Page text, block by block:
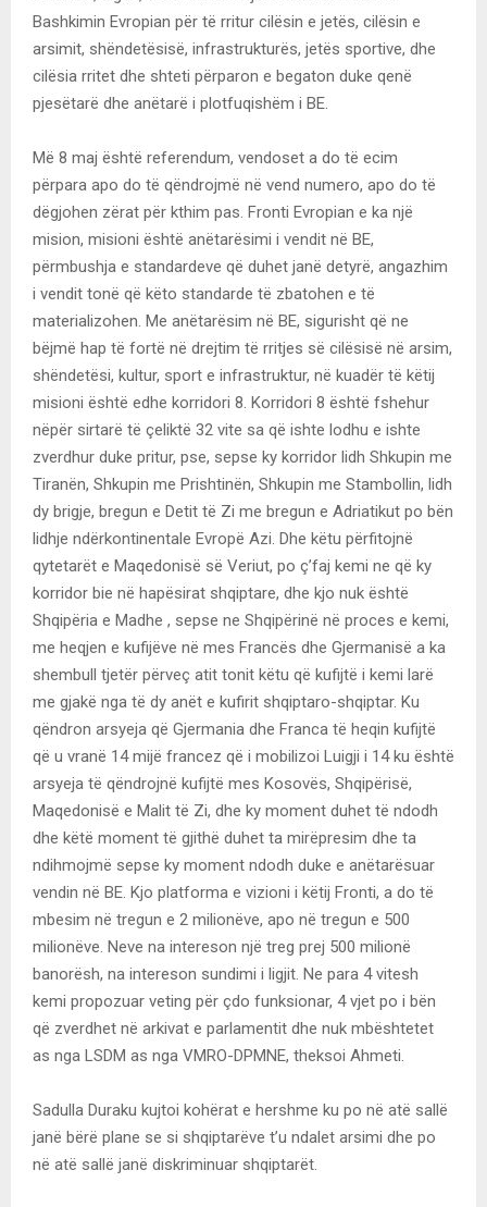
Bashkimin Evropian për të rritur cilësin e jetës, cilësin e
arsimit, shëndetësisë, infrastrukturës, jetës sportive, dhe
cilësia rritet dhe shteti përparon e begaton duke qenë
pjesëtarë dhe anëtarë i plotfuqishëm i BE.
Më 8 maj është referendum, vendoset a do të ecim
përpara apo do të qëndrojmë në vend numero, apo do të
dëgjohen zërat për kthim pas. Fronti Evropian e ka një
mision, misioni është anëtarësimi i vendit në BE,
përmbushja e standardeve që duhet janë detyrë, angazhim
i vendit tonë që këto standarde të zbatohen e të
materializohen. Me anëtarësim në BE, sigurisht që ne
bëjmë hap të fortë në drejtim të rritjes së cilësisë në arsim,
shëndetësi, kultur, sport e infrastruktur, në kuadër të këtij
misioni është edhe korridori 8. Korridori 8 është fshehur
nëpër sirtarë të çeliktë 32 vite sa që ishte lodhu e ishte
zverdhur duke pritur, pse, sepse ky korridor lidh Shkupin me
Tiranën, Shkupin me Prishtinën, Shkupin me Stambollin, lidh
dy brigje, bregun e Detit të Zi me bregun e Adriatikut po bën
lidhje ndërkontinentale Evropë Azi. Dhe këtu përfitojnë
qytetarët e Maqedonisë së Veriut, po ç’faj kemi ne që ky
korridor bie në hapësirat shqiptare, dhe kjo nuk është
Shqipëria e Madhe , sepse ne Shqipërinë në proces e kemi,
me heqjen e kufijëve në mes Francës dhe Gjermanisë a ka
shembull tjetër përveç atit tonit këtu që kufijtë i kemi larë
me gjakë nga të dy anët e kufirit shqiptaro-shqiptar. Ku
qëndron arsyeja që Gjermania dhe Franca të heqin kufijtë
që u vranë 14 mijë francez që i mobilizoi Luigji i 14 ku është
arsyeja të qëndrojnë kufijtë mes Kosovës, Shqipërisë,
Maqedonisë e Malit të Zi, dhe ky moment duhet të ndodh
dhe këtë moment të gjithë duhet ta mirëpresim dhe ta
ndihmojmë sepse ky moment ndodh duke e anëtarësuar
vendin në BE. Kjo platforma e vizioni i këtij Fronti, a do të
mbesim në tregun e 2 milionëve, apo në tregun e 500
milionëve. Neve na intereson një treg prej 500 milionë
banorësh, na intereson sundimi i ligjit. Ne para 4 vitesh
kemi propozuar veting për çdo funksionar, 4 vjet po i bën
që zverdhet në arkivat e parlamentit dhe nuk mbështetet
as nga LSDM as nga VMRO-DPMNE, theksoi Ahmeti.
Sadulla Duraku kujtoi kohërat e hershme ku po në atë sallë
janë bërë plane se si shqiptarëve t’u ndalet arsimi dhe po
në atë sallë janë diskriminuar shqiptarët.